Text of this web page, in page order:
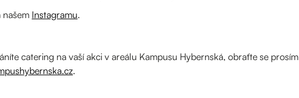
Instagramu.
catering na vaší akci v areálu Kampusu Hybernská, obraťte se prosím
.